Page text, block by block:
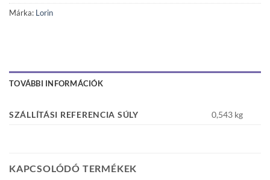
Márka: Lorin
TOVÁBBI INFORMÁCIÓK
SZÁLLÍTÁSI REFERENCIA SÚLY 0,543 kg
KAPCSOLÓDÓ TERMÉKEK